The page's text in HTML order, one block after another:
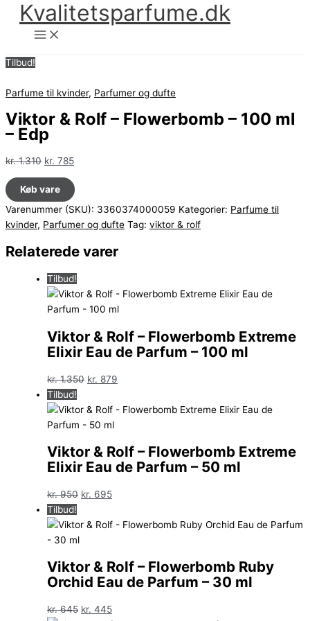
Kvalitetsparfume.dk
Tilbud!
Parfume til kvinder, Parfumer og dufte
Viktor & Rolf – Flowerbomb – 100 ml
– Edp
kr.1.310 Den
oprindelige
pris
var:
kr. 1.310.
kr. 785Den
pris
er:
kr. 785.
Køb vare
Varenummer (SKU): 3360374000059 Kategorier: Parfume til
kvinder, Parfumer og dufte Tag: viktor & rolf
Relaterede varer
Tilbud!
Viktor & Rolf – Flowerbomb Extreme
Elixir Eau de Parfum – 100 ml
kr.1.350 Den
pris
var:
kr. 879
pris
Tilbud!
Viktor & Rolf – Flowerbomb Extreme
Elixir Eau de Parfum – 50 ml
kr.950 Den
pris
kr. 695Den
pris
Tilbud!
Viktor & Rolf – Flowerbomb Ruby
Orchid Eau de Parfum – 30 ml
kr.645 Den
kr. 445Den